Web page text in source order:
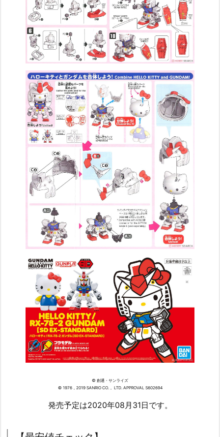
© 創通・サンライズ
© 1976，2019 SANRIO CO.， LTD. APPROVAL S602694
発売予定は2020年08月31日です。